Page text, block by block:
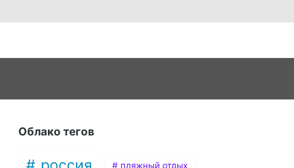
Облако тегов
пляжный отдых